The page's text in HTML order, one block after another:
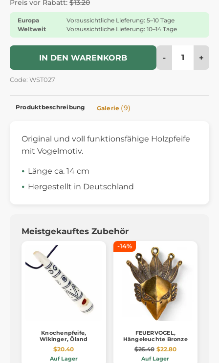
Preis vor Rabatt: $13.20
Europa
Voraussichtliche Lieferung: 5–10 Tage
Weltweit
Voraussichtliche Lieferung: 10–14 Tage
IN DEN WARENKORB - +
Code: WST027
Produktbeschreibung Galerie (9)
Original und voll funktionsfähige Holzpfeife
mit Vogelmotiv.
Länge ca. 14 cm
Hergestellt in Deutschland
Meistgekauftes Zubehör
Knochenpfeife,
Wikinger, Öland
$20.40
Auf Lager
-14%
FEUERVOGEL,
Hängeleuchte Bronze
$26.40 $22.80
Auf Lager